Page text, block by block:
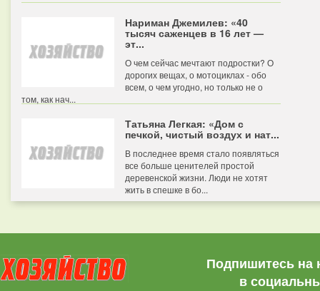
Нариман Джемилев: «40
тысяч саженцев в 16 лет —
эт...
О чем сейчас мечтают подростки? О
дорогих вещах, о мотоциклах - обо
всем, о чем угодно, но только не о
том, как нач...
Татьяна Легкая: «Дом с
печкой, чистый воздух и нат...
В последнее время стало появляться
все больше ценителей простой
деревенской жизни. Люди не хотят
жить в спешке в бо...
Подпишитесь на
в